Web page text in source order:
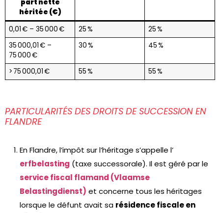
part nette
héritée (€)
0,01 € – 35 000 €
25 %
25 %
35 000,01 € –
75 000 €
30 % 45 %
> 75 000,01 € 55 % 55 %
PARTICULARITÉS DES DROITS DE SUCCESSION EN
FLANDRE
En Flandre, l’impôt sur l’héritage s’appelle l’
erfbelasting (taxe successorale). Il est géré par le
service fiscal flamand (Vlaamse
Belastingdienst) et concerne tous les héritages
lorsque le défunt avait sa résidence fiscale en